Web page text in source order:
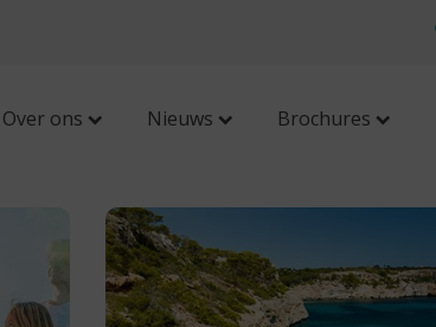
Over ons Nieuws Brochures